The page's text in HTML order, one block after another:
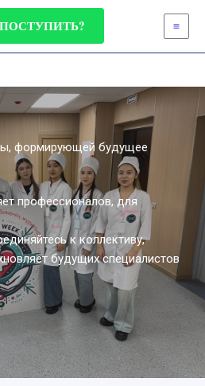
формирующей будущее
профессионалов, для
к коллективу,
будущих специалистов